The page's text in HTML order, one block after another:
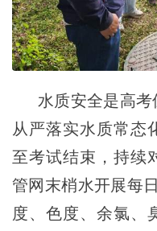
水质安全是高考
从严落实水质常态
至考试结束，持续
管网末梢水开展每
度、色度、余氯、